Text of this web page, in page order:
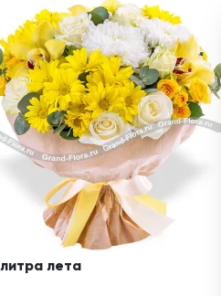
лета